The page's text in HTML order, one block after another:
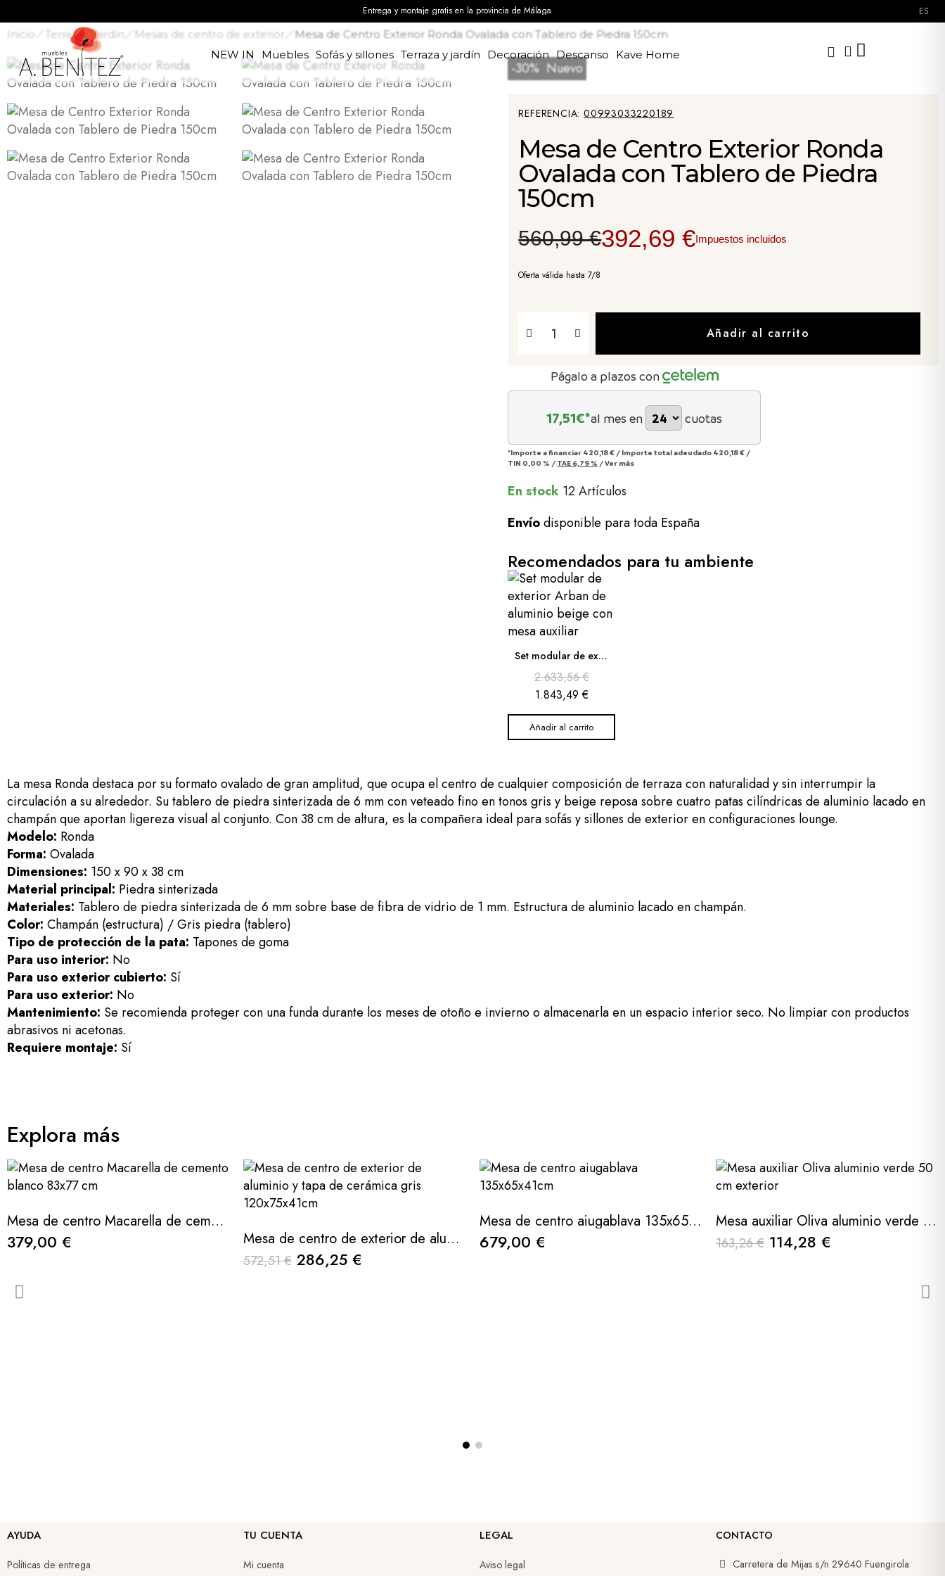
Entrega y montaje gratis en la provincia de Málaga ES
NEW IN Muebles Sofás y sillones Terraza y jardín Decoración Descanso Kave Home
Inicio Terraza y jardín Mesas de centro de exterior Mesa de Centro Exterior Ronda Ovalada con Tablero de Piedra 150cm
-30% Nuevo
REFERENCIA 00993033220189
Mesa de Centro Exterior Ronda
Ovalada con Tablero de Piedra
150cm
560,99 €392,69 €Impuestos incluidos
Oferta válida hasta 7/8
Añadir al carrito
Págalo a plazos con
17,51€*al mes en cuotas
*Importe a financiar 420,18 € / Importe total adeudado 420,18 € /
TIN 0,00 % / TAE 6,79 % /Ver más
En stock 12 Artículos
Envío disponible para toda España
Recomendados para tu ambiente
Set modular de exterior Arban de aluminio beige con mesa auxiliar
2.633,56 €
1.843,49 €
Añadir al carrito
La mesa Ronda destaca por su formato ovalado de gran amplitud, que ocupa el centro de cualquier composición de terraza con naturalidad y sin interrumpir la
circulación a su alrededor. Su tablero de piedra sinterizada de 6 mm con veteado fino en tonos gris y beige reposa sobre cuatro patas cilíndricas de aluminio lacado en
champán que aportan ligereza visual al conjunto. Con 38 cm de altura, es la compañera ideal para sofás y sillones de exterior en configuraciones lounge.
Modelo: Ronda
Forma: Ovalada
Dimensiones: 150 x 90 x 38 cm
Material principal: Piedra sinterizada
Materiales: Tablero de piedra sinterizada de 6 mm sobre base de fibra de vidrio de 1 mm. Estructura de aluminio lacado en champán.
Color: Champán (estructura) / Gris piedra (tablero)
Tipo de protección de la pata: Tapones de goma
Para uso interior: No
Para uso exterior cubierto: Sí
Para uso exterior: No
Mantenimiento: Se recomienda proteger con una funda durante los meses de otoño e invierno o almacenarla en un espacio interior seco. No limpiar con productos
abrasivos ni acetonas.
Requiere montaje: Sí
Explora más
Mesa de centro Macarella de cemento blanco 83x77 cm
379,00 € Mesa de centro de exterior de aluminio y tapa de cerámica gris 120x75x41cm
572,51 € 286,25 €
Mesa de centro aiugablava 135x65x41cm
679,00 €
Mesa auxiliar Oliva aluminio verde 50 cm exterior
163,26 € 114,28 €
AYUDA
Políticas de entrega
TU CUENTA
Mi cuenta
LEGAL
Aviso legal
CONTACTO
Carretera de Mijas s/n 29640 Fuengirola